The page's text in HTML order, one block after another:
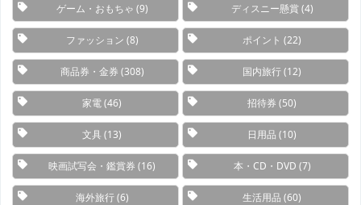
ゲーム・おもちゃ (9) ディスニー懸賞(4)
ファッション (8) ポイント (22)
商品券・金券 (308) 国内旅行(12)
家電(46) 招待券 (50)
文具 (13) 日用品 (10)
映画試写会・鑑賞券 (16) 本・CD・DVD (7)
海外旅行(6) 生活用品 (60)